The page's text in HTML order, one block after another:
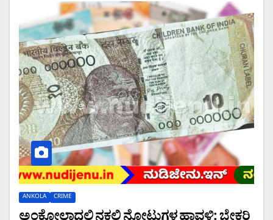
ANKOLA CRIME